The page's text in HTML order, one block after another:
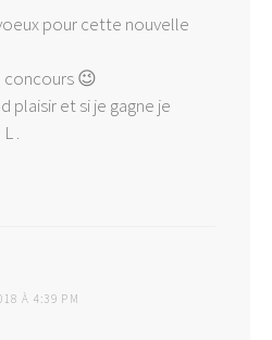
pour cette nouvelle
concours 😉
plaisir et si je gagne je
.
À 4:39 PM